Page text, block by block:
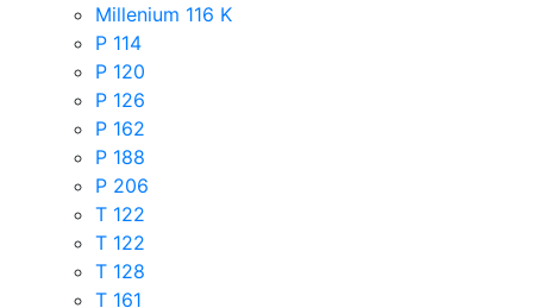
Millenium 116 K
P 114
P 120
P 126
P 162
P 188
P 206
T 122
T 122
T 128
T 161